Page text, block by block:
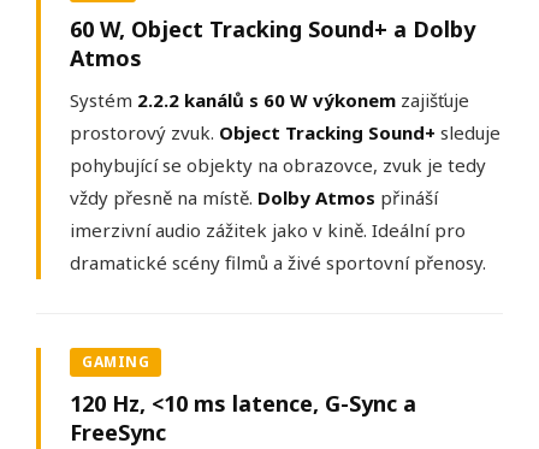
60 W, Object Tracking Sound+ a Dolby
Atmos
Systém 2.2.2 kanálů s 60 W výkonem zajišťuje
prostorový zvuk. Object Tracking Sound+ sleduje
pohybující se objekty na obrazovce, zvuk je tedy
vždy přesně na místě. Dolby Atmos přináší
imerzivní audio zážitek jako v kině. Ideální pro
dramatické scény filmů a živé sportovní přenosy.
GAMING
120 Hz, <10 ms latence, G-Sync a
FreeSync